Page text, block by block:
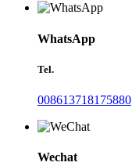
WhatsApp
Tel.
008613718175880
Wechat